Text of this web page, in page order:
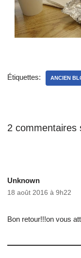
Étiquettes: ANCIEN
2 commentaires
Unknown
18 août 2016 à 9h22
Bon retour!!!on vous